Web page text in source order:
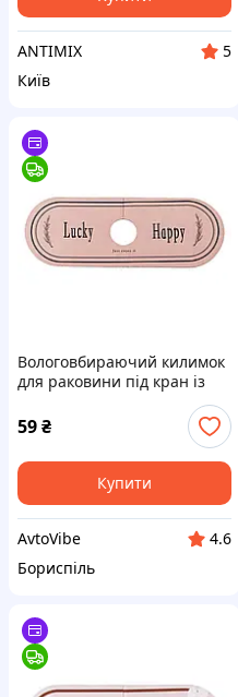
ANTIMIX
5
Київ
Вологовбираючий килимок
для раковини під кран із
поліестеру 37,5*13 см HP-
42-12HAPPY
59₴
Купити
AvtoVibe
4.6
Бориспіль